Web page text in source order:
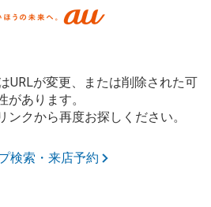
URLが変更、または削除された可
があります。
ンクから再度お探しください。
検索・来店予約